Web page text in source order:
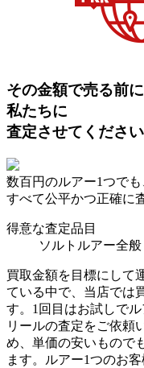
その金額で売る前に
私たちに
査定させてください
数百円のルアー1つでも
すべて公平かつ正確に
得意な査定品目
ソルトルアー全般
買取金額を目標にして
ている中で、当店では
す。1回目はお試しで
リールの査定をご依頼
め、単価の安いもので
ます。ルアー1つのお